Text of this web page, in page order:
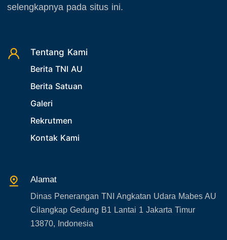
26. Agenda Yasarini
27. Politik
28. Bukan Berita TNI AU
29. Akademik
30. Organisasi TNI
31. SPAM
34. Agenda Kabupaten/Kota
35. Gangguan bandara
36. Kecelakaan pesawat TNI
selengkapnya pada situs ini.
Tentang Kami
Berita TNI AU
Berita Satuan
Galeri
Rekrutmen
Kontak Kami
Alamat
Dinas Penerangan TNI Angkatan Udara Mabes AU
Cilangkap Gedung B1 Lantai 1 Jakarta Timur
13870, Indonesia